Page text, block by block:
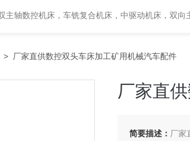
轴数控机床，车铣复合机床，中驱动机床，双向
> 厂家直供数控双头车床加工矿用机械汽车配件
厂家直
简要描述： 厂家